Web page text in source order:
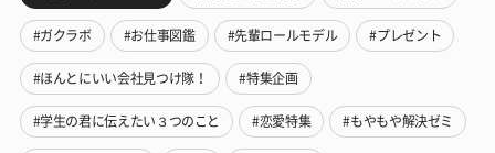
#ガクラボ #お仕事図鑑 #先輩ロールモデル #プレゼント
#ほんとにいい会社見つけ隊！ #特集企画
#学生の君に伝えたい３つのこと #恋愛特集 #もやもや解決ゼミ